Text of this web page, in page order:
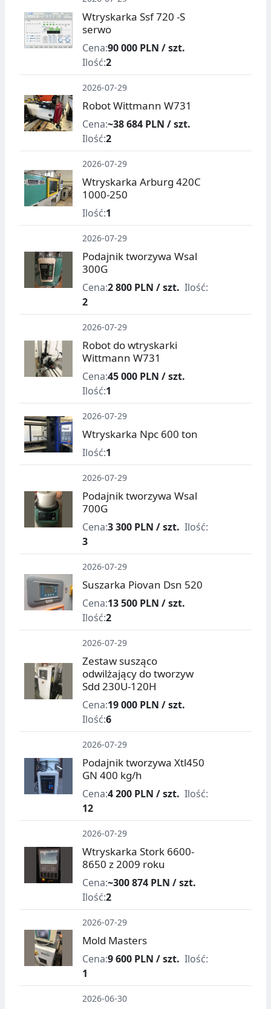
Wtryskarka Ssf 720 -S
serwo
Cena:90 000 PLN / szt.
Ilość:2
2026-07-29
Robot Wittmann W731
Cena:~38 684 PLN / szt.
Ilość:2
2026-07-29
Wtryskarka Arburg 420C
1000-250
Ilość:1
2026-07-29
Podajnik tworzywa Wsal
300G
Cena:2 800 PLN / szt. Ilość:
2
2026-07-29
Robot do wtryskarki
Wittmann W731
Cena:45 000 PLN / szt.
Ilość:1
2026-07-29
Wtryskarka Npc 600 ton
Ilość:1
2026-07-29
Podajnik tworzywa Wsal
700G
Cena:3 300 PLN / szt. Ilość:
3
2026-07-29
Suszarka Piovan Dsn 520
Cena:13 500 PLN / szt.
Ilość:2
2026-07-29
Zestaw susząco
odwilżający do tworzyw
Sdd 230U-120H
Cena:19 000 PLN / szt.
Ilość:6
2026-07-29
Podajnik tworzywa Xtl450
GN 400 kg/h
Cena:4 200 PLN / szt. Ilość:
12
2026-07-29
Wtryskarka Stork 6600-
8650 z 2009 roku
Cena:~300 874 PLN / szt.
Ilość:2
2026-07-29
Mold Masters
Cena:9 600 PLN / szt. Ilość:
1
2026-06-30